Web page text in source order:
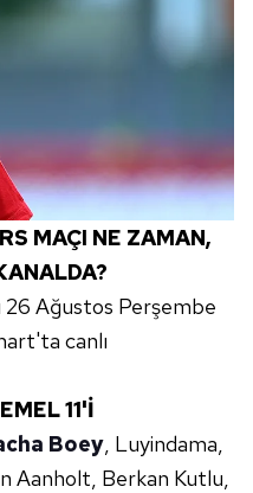
MAÇI NE ZAMAN,
26 Ağustos Perşembe
canlı
11'İ
Boey, Luyindama,
Aanholt, Berkan Kutlu,